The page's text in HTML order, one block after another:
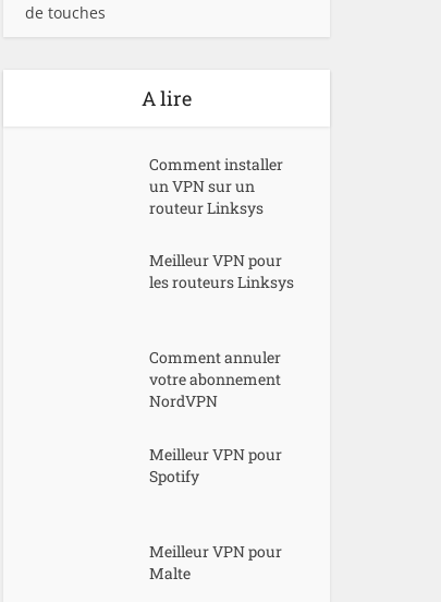
de touches
A lire
Comment installer
un VPN sur un
routeur Linksys
Meilleur VPN pour
les routeurs Linksys
Comment annuler
votre abonnement
NordVPN
Meilleur VPN pour
Spotify
Meilleur VPN pour
Malte